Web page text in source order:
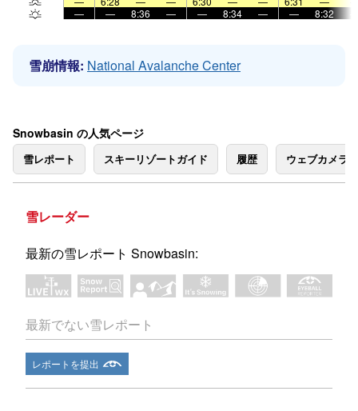
—
— 8:36 — — 8:34 — — 8:32
雪崩情報: National Avalanche Center
Snowbasin の人気ページ
雪レポート スキーリゾートガイド 履歴 ウェブカメラ
雪レーダー
最新の雪レポート Snowbasin:
最新でない雪レポート
レポートを提出